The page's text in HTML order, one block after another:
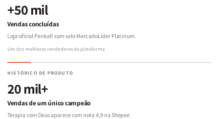
+50 mil
Vendas concluídas
Loja oficial Penkall com selo MercadoLíder Platinum.
Um dos melhores vendedores da plataforma
HISTÓRICO DE PRODUTO
20 mil+
Vendas de um único campeão
Terapia com Deus aparece com nota 4,9 na Shopee.